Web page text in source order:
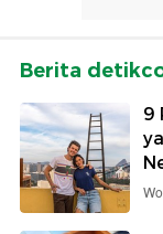
Berita
9